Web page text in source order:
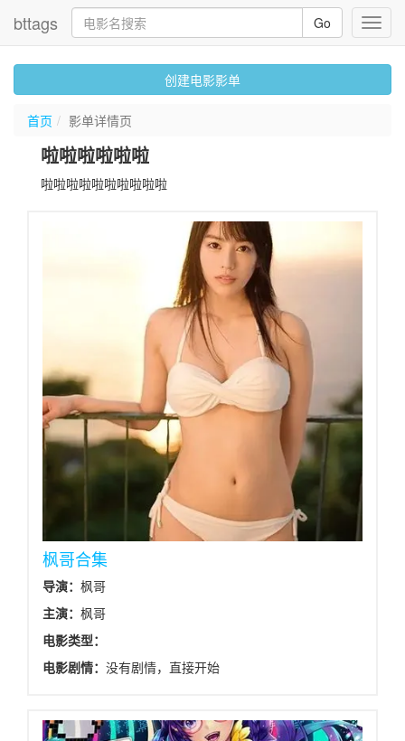
bttags Go
创建电影影单
首页 影单详情页
啦啦啦啦啦啦
啦啦啦啦啦啦啦啦啦啦
枫哥合集
导演： 枫哥
主演： 枫哥
电影类型：
电影剧情： 没有剧情，直接开始